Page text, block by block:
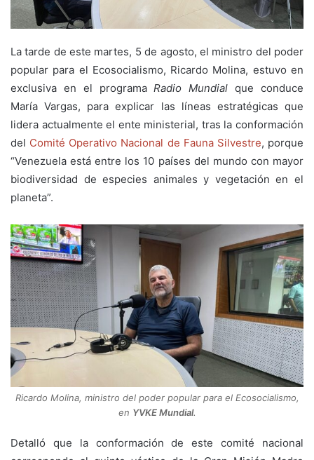
La tarde de este martes, 5 de agosto, el ministro del poder
popular para el Ecosocialismo, Ricardo Molina, estuvo en
exclusiva en el programaRadio Mundial que conduce
María Vargas, para explicar las líneas estratégicas que
lidera actualmente el ente ministerial, tras la conformación
del Comité Operativo Nacional de Fauna Silvestre, porque
“Venezuela está entre los 10 países del mundo con mayor
biodiversidad de especies animales y vegetación en el
planeta”.
Ricardo Molina, ministro del poder popular para el Ecosocialismo,
en YVKE Mundial.
Detalló que la conformación de este comité nacional